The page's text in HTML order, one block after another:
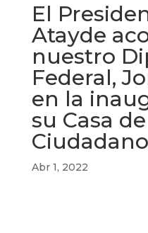
El
Atayde
nuestro
Federal,
en la
su Casa
Abr 1, 2022